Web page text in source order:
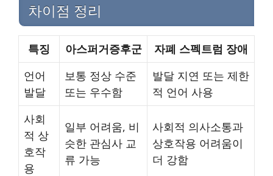
차이점 정리
특징 아스퍼거증후군
자폐 스펙트럼 장애
언어
발달
보통 정상 수준
또는 우수함
발달 지연 또는 제한
적 언어 사용
사회
적 상
호작
용
일부 어려움, 비
슷한 관심사 교
류 가능
사회적 의사소통과
상호작용 어려움이
더 강함